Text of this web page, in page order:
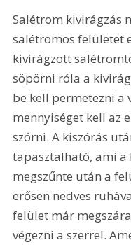
Salétrom kivirágzás
salétromos felületet
kivirágzott
söpörni róla a
be kell permetezni a
mennyiséget kell az
szórni. A kiszórás
tapasztalható, ami a
megszűnte után a
erősen nedves
felület már
végezni a szerrel.